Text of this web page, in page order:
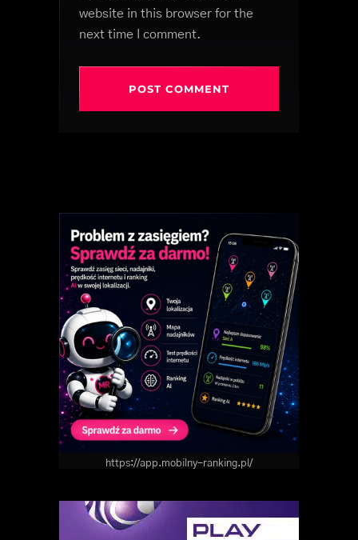
website in this browser for the
next time I comment.
https://app.mobilny-ranking.pl/